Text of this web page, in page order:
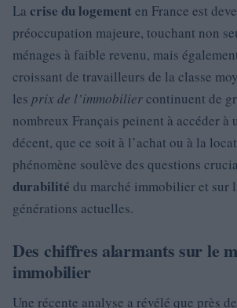
La crise du logement en France est
préoccupation majeure, touchant non
ménages à faible revenu, mais
croissant de travailleurs de la classe
les prix de l’immobiliercontinuent de
nombreux Français peinent à accéder à
décent, que ce soit à l’achat ou à la
phénomène soulève des questions
durabilité du marché immobilier et sur
générations actuelles.
Des chiffres alarmants sur le
immobilier
Une récente analyse a révélé que près de